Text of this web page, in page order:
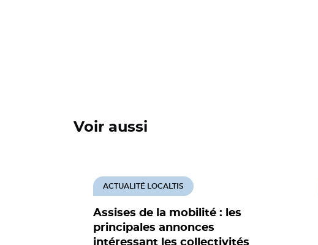
Voir aussi
Assises de la mobilité : les
principales annonces
intéressant les collectivités
ACTUALITÉ LOCALTIS